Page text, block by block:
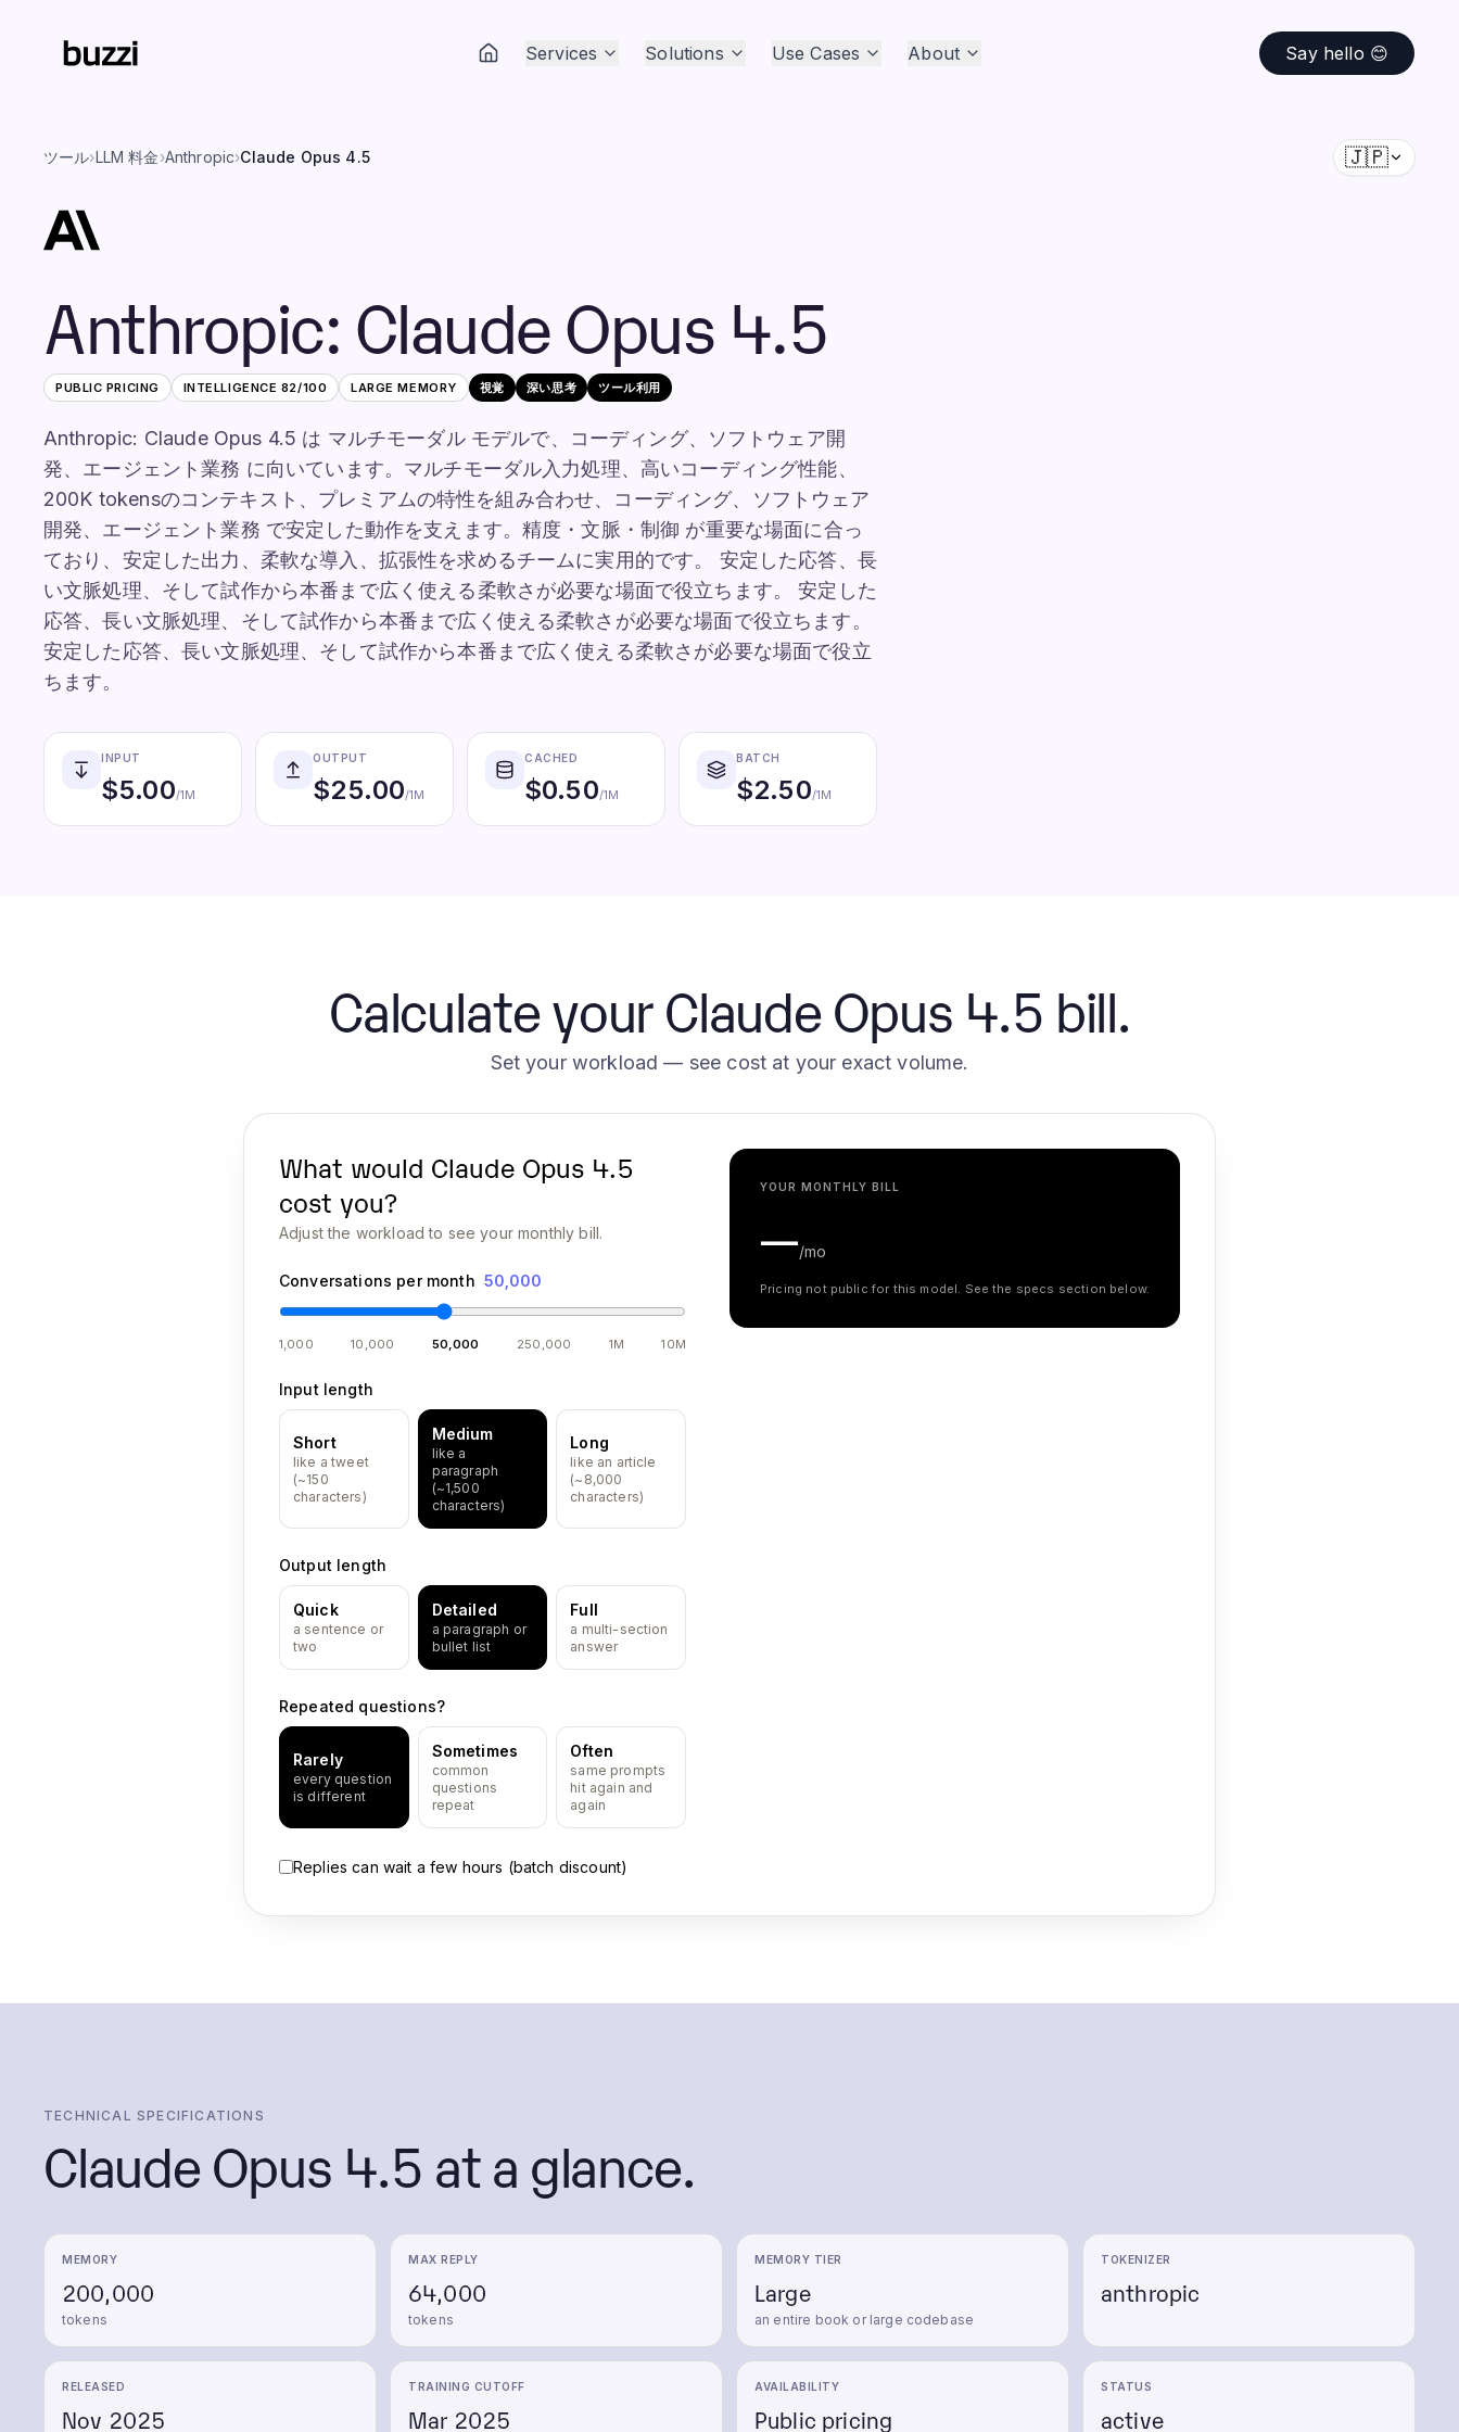
Services Solutions Use Cases About Say hello 😊
ツール›LLM 料金›Anthropic›Claude Opus 4.5 🇯🇵
Anthropic: Claude Opus 4.5
PUBLIC PRICING INTELLIGENCE 82/100 LARGE MEMORY 視覚 深い思考 ツール利用
Anthropic: Claude Opus 4.5 は マルチモーダル モデルで、コーディング、ソフトウェア開
発、エージェント業務 に向いています。マルチモーダル入力処理、高いコーディング性能、
200K tokensのコンテキスト、プレミアムの特性を組み合わせ、コーディング、ソフトウェア
開発、エージェント業務 で安定した動作を支えます。精度・文脈・制御 が重要な場面に合っ
ており、安定した出力、柔軟な導入、拡張性を求めるチームに実用的です。 安定した応答、長
い文脈処理、そして試作から本番まで広く使える柔軟さが必要な場面で役立ちます。 安定した
応答、長い文脈処理、そして試作から本番まで広く使える柔軟さが必要な場面で役立ちます。
安定した応答、長い文脈処理、そして試作から本番まで広く使える柔軟さが必要な場面で役立
ちます。
INPUT
$5.00/1M
OUTPUT
$25.00/1M
CACHED
$0.50/1M
BATCH
$2.50/1M
Calculate your Claude Opus 4.5 bill.
Set your workload — see cost at your exact volume.
What would Claude Opus 4.5
cost you?
Adjust the workload to see your monthly bill.
Conversations per month 50,000
1,000 10,000 50,000 250,000 1M 10M
Input length
Short
like a tweet
(~150
characters)
Medium
like a
paragraph
(~1,500
characters)
Long
like an article
(~8,000
characters)
Output length
Quick
a sentence or
two
Detailed
a paragraph or
bullet list
Full
a multi-section
answer
Repeated questions?
Rarely
every question
is different
Sometimes
common
questions
repeat
Often
same prompts
hit again and
again
Replies can wait a few hours (batch discount)
YOUR MONTHLY BILL
—/mo
Pricing not public for this model. See the specs section below.
TECHNICAL SPECIFICATIONS
Claude Opus 4.5 at a glance.
MEMORY
200,000
tokens
MAX REPLY
64,000
tokens
MEMORY TIER
Large
an entire book or large codebase
TOKENIZER
anthropic
RELEASED
Nov 2025
TRAINING CUTOFF
Mar 2025
AVAILABILITY
Public pricing
STATUS
active